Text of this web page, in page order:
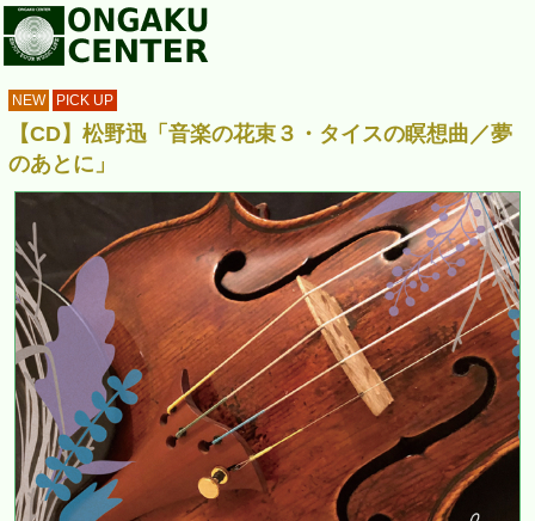
NEW PICK UP
【CD】松野迅「音楽の花束３・タイスの瞑想曲／夢
のあとに」